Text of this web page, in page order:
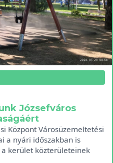
Józsefváros
Központ Városüzemeltetési
a nyári időszakban is
kerület közterületeinek